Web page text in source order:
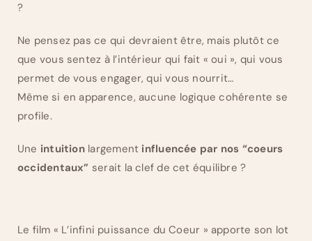
?
Ne pensez pas ce qui devraient être, mais plutôt ce
que vous sentez à l’intérieur qui fait « oui », qui vous
permet de vous engager, qui vous nourrit…
Même si en apparence, aucune logique cohérente se
profile.
Une intuitionlargement influencée par nos “coeurs
occidentaux” serait la clef de cet équilibre ?
Le film « L’infini puissance du Coeur » apporte son lot